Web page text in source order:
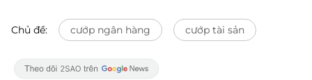
Chủ đề: cướp ngân hàng cướp tài sản